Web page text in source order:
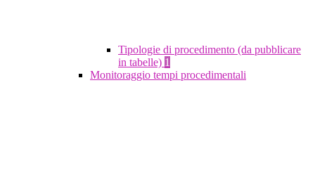
Tipologie di procedimento (da pubblicare
in tabelle) 1
Monitoraggio tempi procedimentali